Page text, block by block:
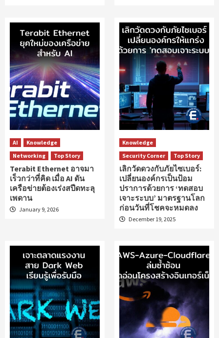
AI
Knowledge
Networking
Top Story
Terabit Ethernet อาจมา
เร็วกว่าที่คิด เมื่อ AI ดัน
เครือข่ายต้องเร่งสปีดทะลุ
เพดาน
January 9, 2026
Knowledge
Security Corner
Top Story
เลิกวัดดวงกับภัยไซเบอร์:
เปลี่ยนองค์กรเป็นป้อม
ปราการด้วยการ ‘ทดสอบ
เจาะระบบ’ มาตรฐานโลก
ก่อนวันที่โชคจะหมดลง
December 19, 2025